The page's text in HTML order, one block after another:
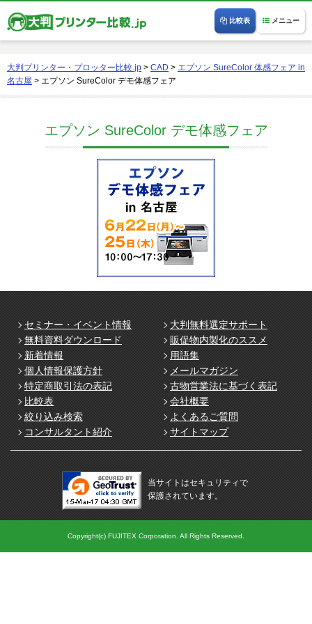
メニュー
比較表
大判プリンター・プロッター比較.jp > CAD > エプソン SureColor 体感フェア in
名古屋 > エプソン SureColor デモ体感フェア
エプソン SureColor デモ体感フェア
セミナー・イベント情報
大判無料選定サポート
無料資料ダウンロード
販促物内製化のススメ
新着情報
用語集
個人情報保護方針
メールマガジン
特定商取引法の表記
古物営業法に基づく表記
比較表
会社概要
絞り込み検索
よくあるご質問
コンサルタント紹介
サイトマップ
当サイトはセキュリティで
保護されています。
Copyright(c) FUJITEX Corporation. All Rights Reserved.